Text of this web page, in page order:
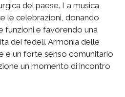
del paese. La musica
le celebrazioni, donando
funzioni e favorendo una
dei fedeli. Armonia delle
e un forte senso comunitario
un momento di incontro